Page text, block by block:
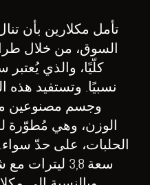
تأمل مكلارين بأن
كلّيًا، والذي يُعتبر
نسبيًا. وتستفيد هذه
وجسم مصنوعين
الوزن، وهي مُطوّرة